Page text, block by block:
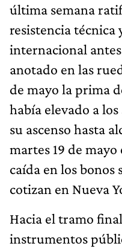
última semana
resistencia técnica
internacional
anotado en las
de mayo la prima
había elevado a los
su ascenso hasta
martes 19 de
caída en los bonos
cotizan en Nueva
Hacia el tramo
instrumentos